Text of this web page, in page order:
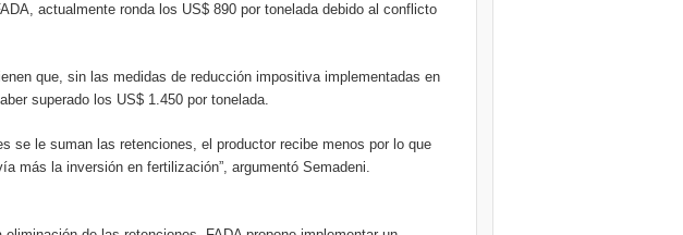
actualmente ronda los US$ 890 por tonelada debido al conflicto
que, sin las medidas de reducción impositiva implementadas en
superado los US$ 1.450 por tonelada.
se le suman las retenciones, el productor recibe menos por lo que
más la inversión en fertilización”, argumentó Semadeni.